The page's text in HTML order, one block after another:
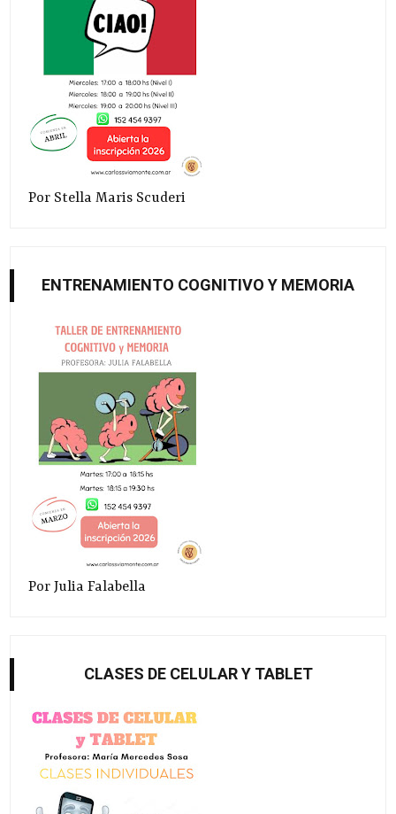
Por Stella Maris Scuderi
ENTRENAMIENTO COGNITIVO Y MEMORIA
Por Julia Falabella
CLASES DE CELULAR Y TABLET